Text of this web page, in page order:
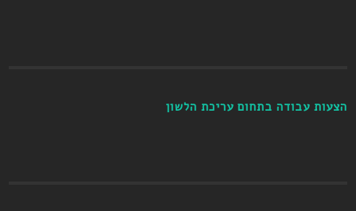
הצעות עבודה בתחום עריכת הלשון